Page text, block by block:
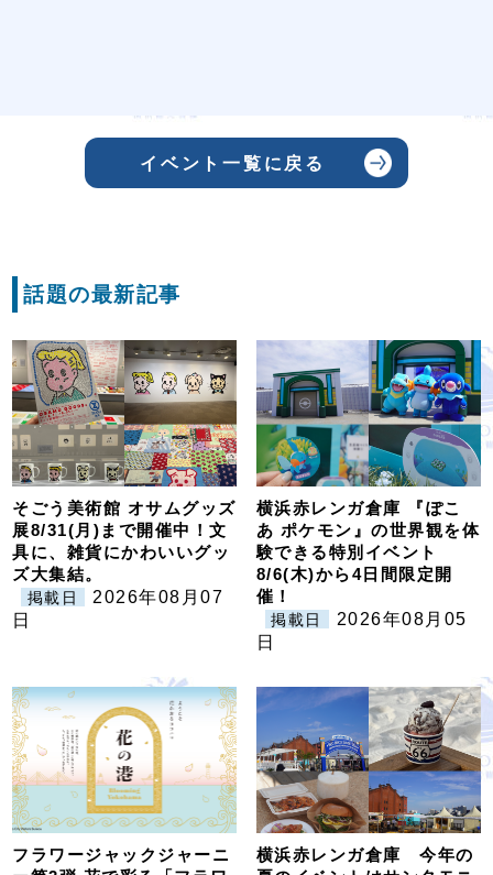
イベント一覧に戻る
話題の最新記事
そごう美術館 オサムグッズ
展8/31(月)まで開催中！文
具に、雑貨にかわいいグッ
ズ大集結。
掲載日
2026年08月07
日
横浜赤レンガ倉庫 『ぽこ
あ ポケモン』の世界観を体
験できる特別イベント
8/6(木)から4日間限定開
催！
掲載日
2026年08月05
日
フラワージャックジャーニ
横浜赤レンガ倉庫 今年の